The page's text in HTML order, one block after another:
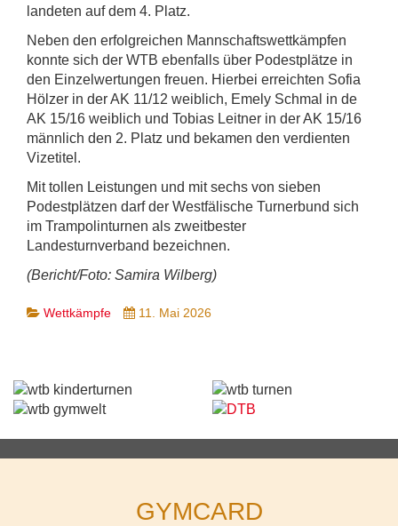
landeten auf dem 4. Platz.
Neben den erfolgreichen Mannschaftswettkämpfen
konnte sich der WTB ebenfalls über Podestplätze in
den Einzelwertungen freuen. Hierbei erreichten Sofia
Hölzer in der AK 11/12 weiblich, Emely Schmal in de
AK 15/16 weiblich und Tobias Leitner in der AK 15/16
männlich den 2. Platz und bekamen den verdienten
Vizetitel.
Mit tollen Leistungen und mit sechs von sieben
Podestplätzen darf der Westfälische Turnerbund sich
im Trampolinturnen als zweitbester
Landesturnverband bezeichnen.
(Bericht/Foto: Samira Wilberg)
Wettkämpfe 11. Mai 2026
GYMCARD